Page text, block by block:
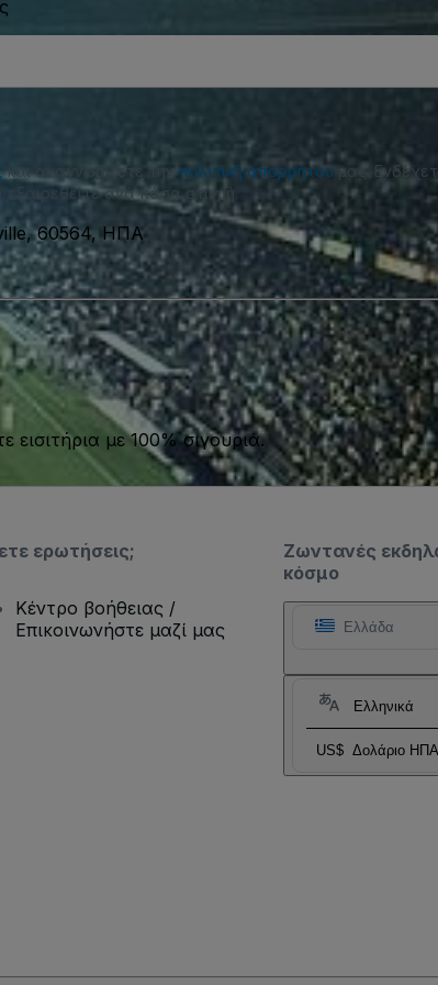
και αναγνωρίζετε την πολιτική απορρήτου μας.
εξαιρεθείτε ανά πάσα στιγμή.
60564, ΗΠΑ
με 100% σιγουριά.
Ζωντανές
κόσμο
Ελλάδα
Ελληνικά
US$ Δολάριο ΗΠΑ
ερωτήσεις;
Κέντρο βοήθειας /
Επικοινωνήστε μαζί μας